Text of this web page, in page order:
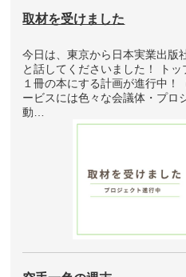
取材を受けました
今日は、東京から日本実業出版
と話してくださいました！ ト
１冊の本にする計画が進行中！
ービスには色々な会議体・プロ
動…